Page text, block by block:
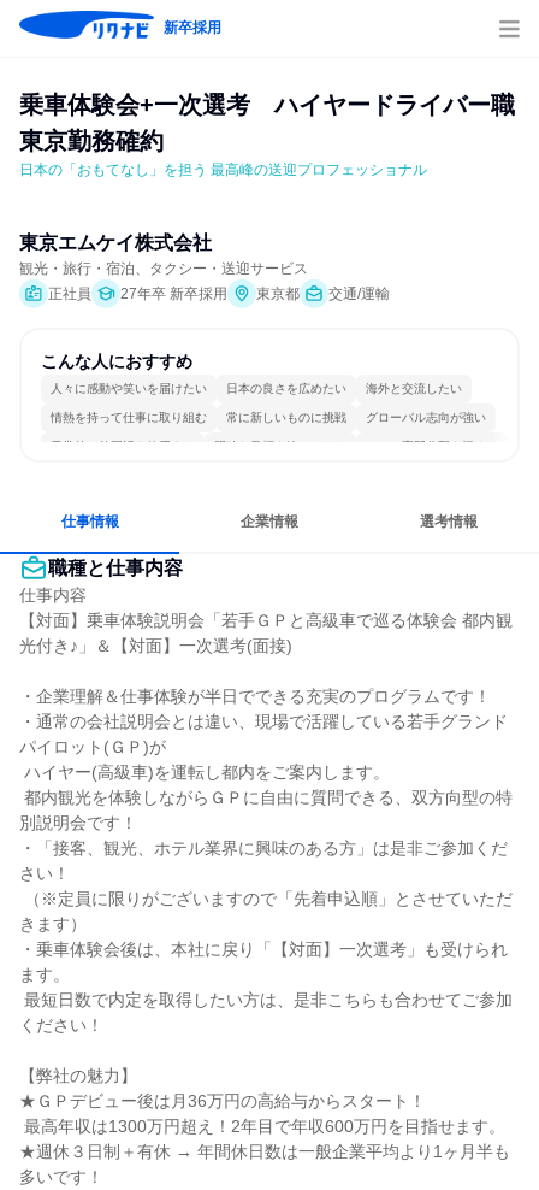
新卒採用
乗車体験会+一次選考　ハイヤードライバー職
東京勤務確約
日本の「おもてなし」を担う 最高峰の送迎プロフェッショナル
東京エムケイ株式会社
観光・旅行・宿泊、タクシー・送迎サービス
正社員
27年卒 新卒採用 東京都 交通/運輸
こんな人におすすめ
人々に感動や笑いを届けたい 日本の良さを広めたい 海外と交流したい
情熱を持って仕事に取り組む 常に新しいものに挑戦 グローバル志向が強い
日常的に外国語を使用する 明確な目標を追いかける 一つの専門分野を極める
仕事情報 企業情報 選考情報
職種と仕事内容
仕事内容
【対面】乗車体験説明会「若手ＧＰと高級車で巡る体験会 都内観
光付き♪」＆【対面】一次選考(面接)
・企業理解＆仕事体験が半日でできる充実のプログラムです！
・通常の会社説明会とは違い、現場で活躍している若手グランド
パイロット(ＧＰ)が
別説明会です！
・「接客、観光、ホテル業界に興味のある方」は是非ご参加くだ
さい！
きます）
・乗車体験会後は、本社に戻り「【対面】一次選考」も受けられ
ます。
ください！
【弊社の魅力】
★ＧＰデビュー後は月36万円の高給与からスタート！
★週休３日制＋有休 → 年間休日数は一般企業平均より1ヶ月半も
多いです！